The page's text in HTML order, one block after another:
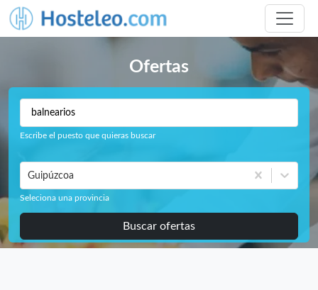
Ofertas
Escribe el puesto que quieras buscar
Guipúzcoa
Seleciona una provincia
Buscar ofertas